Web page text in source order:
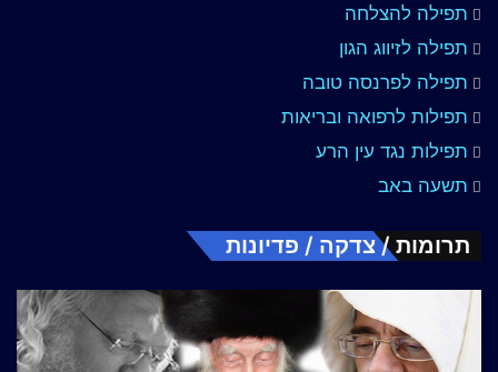
תפילה להצלחה
תפילה לזיווג הגון
תפילה לפרנסה טובה
תפילות לרפואה ובריאות
תפילות נגד עין הרע
תשעה באב
תרומות / צדקה / פדיונות